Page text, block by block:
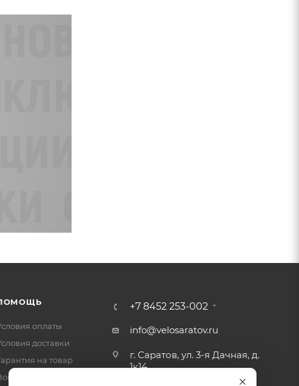
оплаты
доставки
на товар
ответ
+7 8452 253-002
info@velosaratov.ru
г. Саратов, ул. 3-я Дачная, д.
1к14